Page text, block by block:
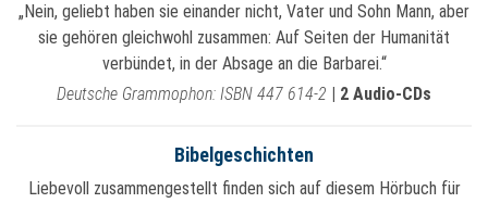
„Nein, geliebt haben sie einander nicht, Vater und Sohn Mann, aber
sie gehören gleichwohl zusammen: Auf Seiten der Humanität
verbündet, in der Absage an die Barbarei.“
Deutsche Grammophon: ISBN 447 614-2 | 2 Audio-CDs
Bibelgeschichten
Liebevoll zusammengestellt finden sich auf diesem Hörbuch für